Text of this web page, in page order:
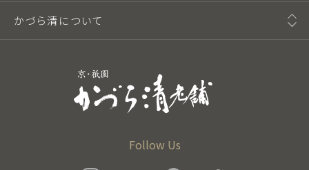
Follow Us
かづら清について